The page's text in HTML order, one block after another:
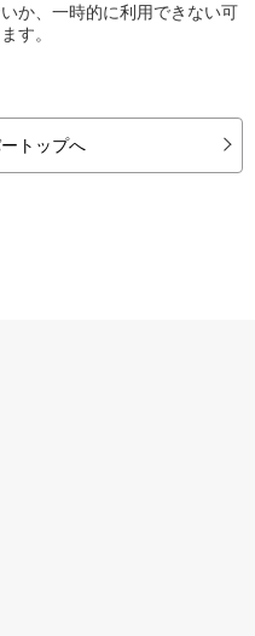
か、一時的に利用できない可
す。
トップへ